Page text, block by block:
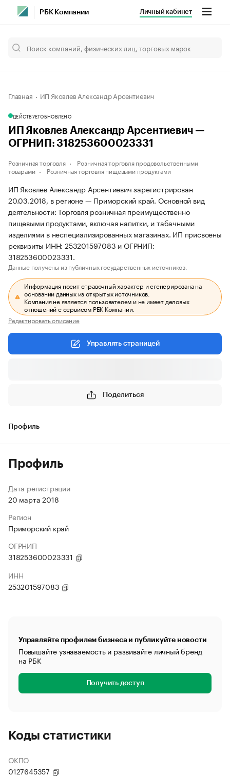
РБК Компании Личный кабинет
Главная ИП Яковлев Александр Арсентиевич
ДЕЙСТВУЕТОБНОВЛЕНО
ИП Яковлев Александр Арсентиевич —
ОГРНИП: 318253600023331
Розничная торговля
Розничная торговля продовольственными
товарами
Розничная торговля пищевыми продуктами
ИП Яковлев Александр Арсентиевич зарегистрирован
20.03.2018, в регионе — Приморский край. Основной вид
деятельности: Торговля розничная преимущественно
пищевыми продуктами, включая напитки, и табачными
изделиями в неспециализированных магазинах. ИП присвоены
реквизиты ИНН: 253201597083 и ОГРНИП:
318253600023331.
Данные получены из публичных государственных источников.
Информация носит справочный характер и сгенерирована на
основании данных из открытых источников.
Компания не является пользователем и не имеет деловых
отношений с сервисом РБК Компании.
Редактировать описание
Управлять страницей
Поделиться
Профиль
Профиль
Дата регистрации
20 марта 2018
Регион
Приморский край
ОГРНИП
318253600023331
ИНН
253201597083
Управляйте профилем бизнеса и публикуйте новости
Повышайте узнаваемость и развивайте личный бренд
на РБК
Получить доступ
Коды статистики
ОКПО
0127645357